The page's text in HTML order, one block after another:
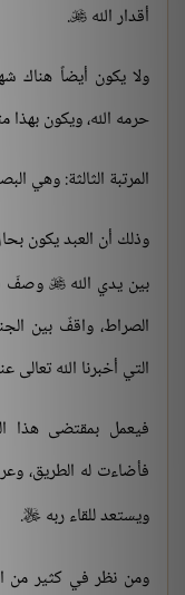
أقدار الله 
.
ولا يكون أيضاً هناك
حرمه الله، ويكون بهذا
المرتبة الثالثة: وهي
وذلك أن العبد يكون
بين يدي الله وصفّ
الصراط، واقفٌ بين
التي أخبرنا الله تعالى
فيعمل بمقتضى هذا
فأضاءت له الطريق،
ويستعد للقاء ربه 
.
ومن نظر في كثير من